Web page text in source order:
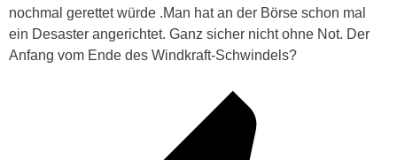
nochmal gerettet würde .Man hat an der Börse schon mal
ein Desaster angerichtet. Ganz sicher nicht ohne Not. Der
Anfang vom Ende des Windkraft-Schwindels?